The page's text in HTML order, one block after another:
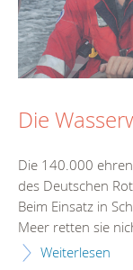
Die
Die 140.000
des Deutschen
Beim Einsatz in
Meer retten sie
Weiterlesen